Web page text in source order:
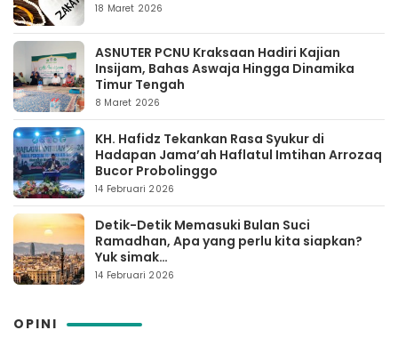
18 Maret 2026
ASNUTER PCNU Kraksaan Hadiri Kajian
Insijam, Bahas Aswaja Hingga Dinamika
Timur Tengah
8 Maret 2026
KH. Hafidz Tekankan Rasa Syukur di
Hadapan Jama’ah Haflatul Imtihan Arrozaq
Bucor Probolinggo
14 Februari 2026
Detik-Detik Memasuki Bulan Suci
Ramadhan, Apa yang perlu kita siapkan?
Yuk simak…
14 Februari 2026
OPINI